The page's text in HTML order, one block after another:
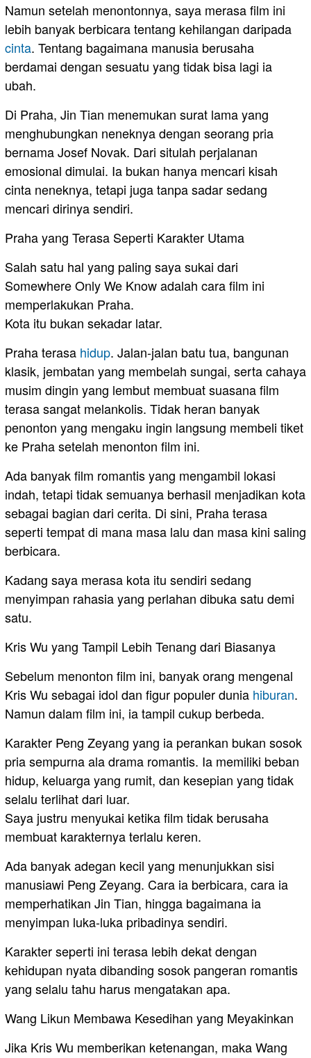
Namun setelah menontonnya, saya merasa film ini
lebih banyak berbicara tentang kehilangan daripada
cinta. Tentang bagaimana manusia berusaha
berdamai dengan sesuatu yang tidak bisa lagi ia
ubah.
Di Praha, Jin Tian menemukan surat lama yang
menghubungkan neneknya dengan seorang pria
bernama Josef Novak. Dari situlah perjalanan
emosional dimulai. Ia bukan hanya mencari kisah
cinta neneknya, tetapi juga tanpa sadar sedang
mencari dirinya sendiri.
Praha yang Terasa Seperti Karakter Utama
Salah satu hal yang paling saya sukai dari
Somewhere Only We Know adalah cara film ini
memperlakukan Praha.
Kota itu bukan sekadar latar.
Praha terasa hidup. Jalan-jalan batu tua, bangunan
klasik, jembatan yang membelah sungai, serta cahaya
musim dingin yang lembut membuat suasana film
terasa sangat melankolis. Tidak heran banyak
penonton yang mengaku ingin langsung membeli tiket
ke Praha setelah menonton film ini.
Ada banyak film romantis yang mengambil lokasi
indah, tetapi tidak semuanya berhasil menjadikan kota
sebagai bagian dari cerita. Di sini, Praha terasa
seperti tempat di mana masa lalu dan masa kini saling
berbicara.
Kadang saya merasa kota itu sendiri sedang
menyimpan rahasia yang perlahan dibuka satu demi
satu.
Kris Wu yang Tampil Lebih Tenang dari Biasanya
Sebelum menonton film ini, banyak orang mengenal
Kris Wu sebagai idol dan figur populer dunia hiburan.
Namun dalam film ini, ia tampil cukup berbeda.
Karakter Peng Zeyang yang ia perankan bukan sosok
pria sempurna ala drama romantis. Ia memiliki beban
hidup, keluarga yang rumit, dan kesepian yang tidak
selalu terlihat dari luar.
Saya justru menyukai ketika film tidak berusaha
membuat karakternya terlalu keren.
Ada banyak adegan kecil yang menunjukkan sisi
manusiawi Peng Zeyang. Cara ia berbicara, cara ia
memperhatikan Jin Tian, hingga bagaimana ia
menyimpan luka-luka pribadinya sendiri.
Karakter seperti ini terasa lebih dekat dengan
kehidupan nyata dibanding sosok pangeran romantis
yang selalu tahu harus mengatakan apa.
Wang Likun Membawa Kesedihan yang Meyakinkan
Jika Kris Wu memberikan ketenangan, maka Wang